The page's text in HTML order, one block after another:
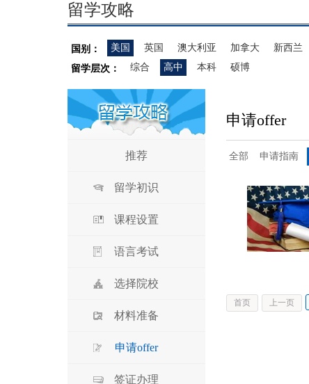
留学攻略
国别： 美国 英国 澳大利亚 加拿大 新西兰
留学层次：
综合 高中 本科 硕博
推荐
留学初识
课程设置
语言考试
选择院校
材料准备
申请offer
签证办理
申请offer
全部 申请指南
上一页
首页